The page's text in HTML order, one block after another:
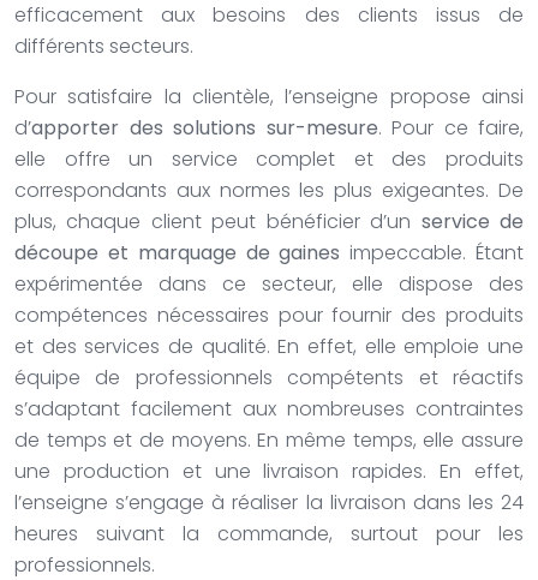
efficacement aux besoins des clients issus de
différents secteurs.
Pour satisfaire la clientèle, l’enseigne propose ainsi
d’apporter des solutions sur-mesure. Pour ce faire,
elle offre un service complet et des produits
correspondants aux normes les plus exigeantes. De
plus, chaque client peut bénéficier d’un service de
découpe et marquage de gaines impeccable. Étant
expérimentée dans ce secteur, elle dispose des
compétences nécessaires pour fournir des produits
et des services de qualité. En effet, elle emploie une
équipe de professionnels compétents et réactifs
s’adaptant facilement aux nombreuses contraintes
de temps et de moyens. En même temps, elle assure
une production et une livraison rapides. En effet,
l’enseigne s’engage à réaliser la livraison dans les 24
heures suivant la commande, surtout pour les
professionnels.